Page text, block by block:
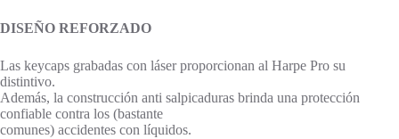
DISEÑO REFORZADO
Las keycaps grabadas con láser proporcionan al Harpe Pro su
distintivo.
Además, la construcción anti salpicaduras brinda una protección
confiable contra los (bastante
comunes) accidentes con líquidos.